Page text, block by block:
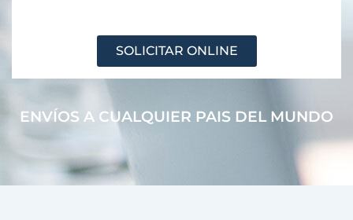
SOLICITAR ONLINE
ENVÍOS A CUALQUIER PAIS DEL MUNDO